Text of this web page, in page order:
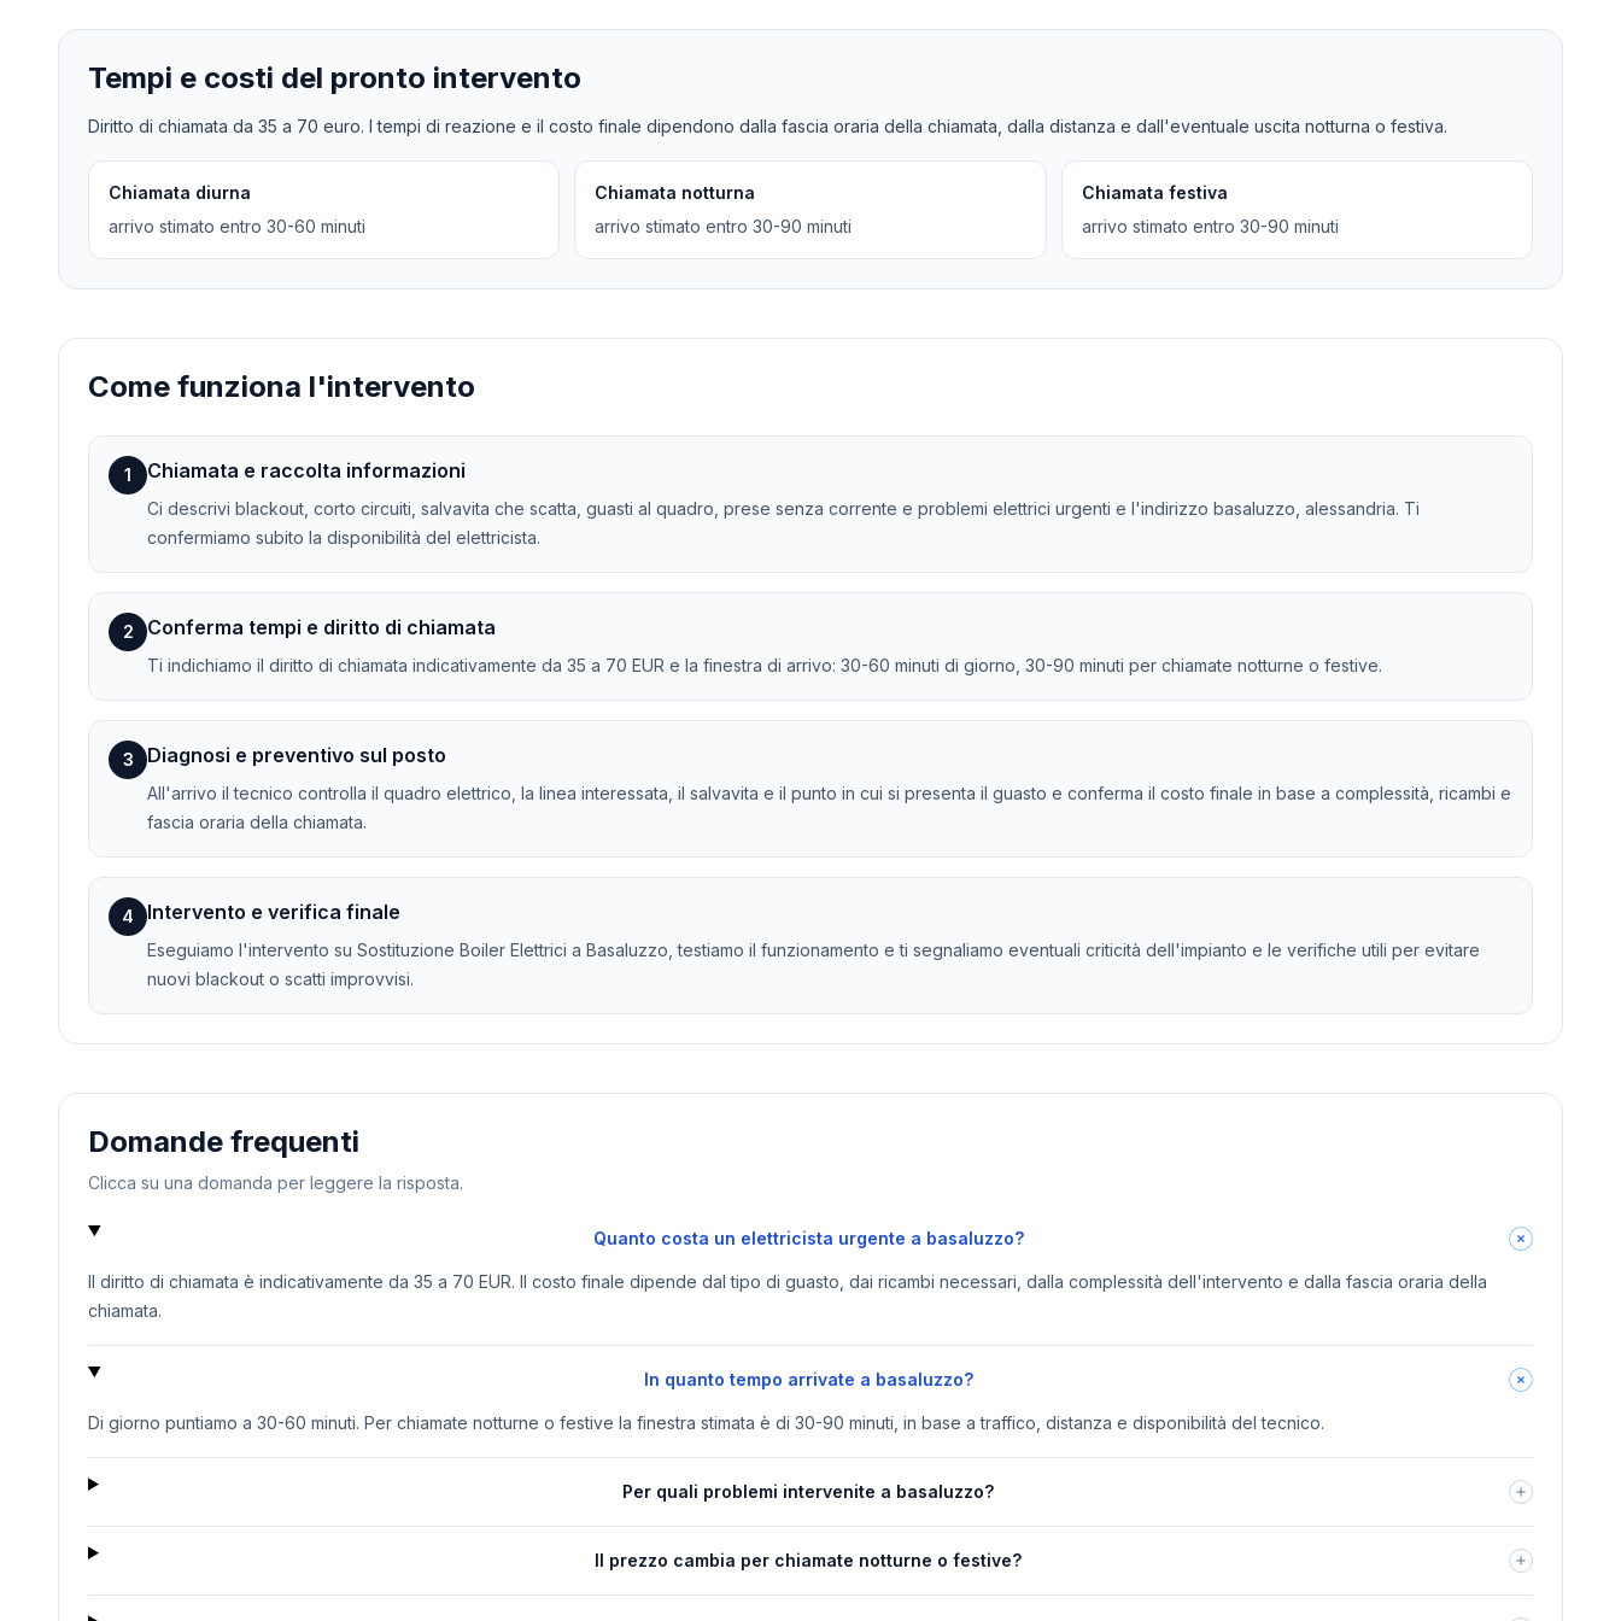
Tempi e costi del pronto intervento
Diritto di chiamata da 35 a 70 euro. I tempi di reazione e il costo finale dipendono dalla fascia oraria della chiamata, dalla distanza e dall'eventuale uscita notturna o festiva.
Chiamata diurna
arrivo stimato entro 30-60 minuti
Chiamata notturna
arrivo stimato entro 30-90 minuti
Chiamata festiva
arrivo stimato entro 30-90 minuti
Come funziona l'intervento
1 Chiamata e raccolta informazioni
Ci descrivi blackout, corto circuiti, salvavita che scatta, guasti al quadro, prese senza corrente e problemi elettrici urgenti e l'indirizzo basaluzzo, alessandria. Ti
confermiamo subito la disponibilità del elettricista.
2 Conferma tempi e diritto di chiamata
Ti indichiamo il diritto di chiamata indicativamente da 35 a 70 EUR e la finestra di arrivo: 30-60 minuti di giorno, 30-90 minuti per chiamate notturne o festive.
3 Diagnosi e preventivo sul posto
All'arrivo il tecnico controlla il quadro elettrico, la linea interessata, il salvavita e il punto in cui si presenta il guasto e conferma il costo finale in base a complessità, ricambi e
fascia oraria della chiamata.
4 Intervento e verifica finale
Eseguiamo l'intervento su Sostituzione Boiler Elettrici a Basaluzzo, testiamo il funzionamento e ti segnaliamo eventuali criticità dell'impianto e le verifiche utili per evitare
nuovi blackout o scatti improvvisi.
Domande frequenti
Clicca su una domanda per leggere la risposta.
Quanto costa un elettricista urgente a basaluzzo?
Il diritto di chiamata è indicativamente da 35 a 70 EUR. Il costo finale dipende dal tipo di guasto, dai ricambi necessari, dalla complessità dell'intervento e dalla fascia oraria della
chiamata.
In quanto tempo arrivate a basaluzzo?
Di giorno puntiamo a 30-60 minuti. Per chiamate notturne o festive la finestra stimata è di 30-90 minuti, in base a traffico, distanza e disponibilità del tecnico.
Per quali problemi intervenite a basaluzzo?
Il prezzo cambia per chiamate notturne o festive?